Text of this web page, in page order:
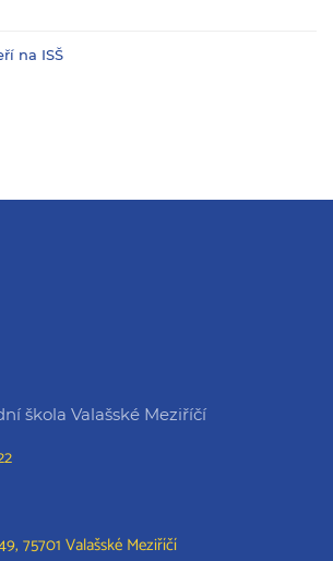
na ISŠ
škola Valašské Meziříčí
75701 Valašské Meziříčí